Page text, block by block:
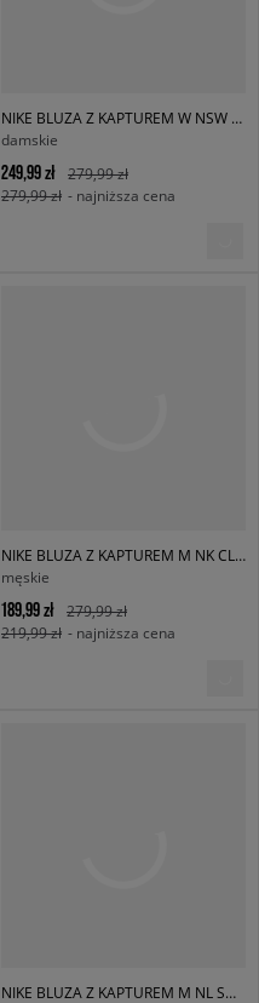
NIKE BLUZA Z KAPTUREM W NSW PHNX FLC OS PO HOODIE
damskie
249,99 zł
279,99 zł
279,99 zł - najniższa cena
NIKE BLUZA Z KAPTUREM M NK CLUB BB PO HOODIE
męskie
189,99 zł
279,99 zł
219,99 zł - najniższa cena
NIKE BLUZA Z KAPTUREM M NL SOLO SWSH BB PO HOODIE